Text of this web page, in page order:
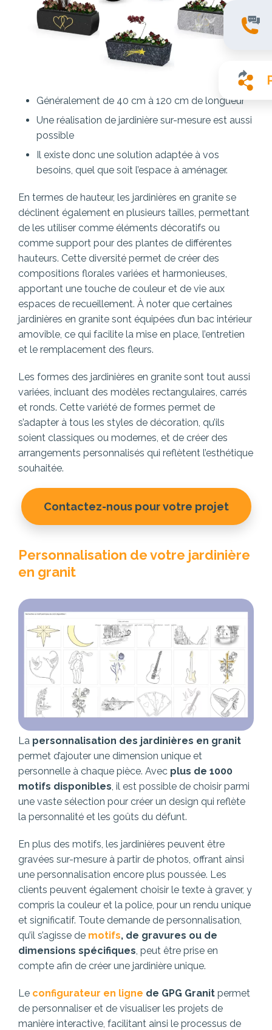
Généralement de 40 cm à 120 cm de longueur
Une réalisation de jardinière sur-mesure est aussi
possible
Il existe donc une solution adaptée à vos
besoins, quel que soit l’espace à aménager.
En termes de hauteur, les jardinières en granite se
déclinent également en plusieurs tailles, permettant
de les utiliser comme éléments décoratifs ou
comme support pour des plantes de différentes
hauteurs. Cette diversité permet de créer des
compositions florales variées et harmonieuses,
apportant une touche de couleur et de vie aux
espaces de recueillement. À noter que certaines
jardinières en granite sont équipées d’un bac intérieur
amovible, ce qui facilite la mise en place, l’entretien
et le remplacement des fleurs.
Les formes des jardinières en granite sont tout aussi
variées, incluant des modèles rectangulaires, carrés
et ronds. Cette variété de formes permet de
s’adapter à tous les styles de décoration, qu’ils
soient classiques ou modernes, et de créer des
arrangements personnalisés qui reflètent l’esthétique
souhaitée.
Contactez-nous pour votre projet
Personnalisation de votre jardinière
en granit
La personnalisation des jardinières en granit
permet d’ajouter une dimension unique et
personnelle à chaque pièce. Avec plus de 1000
motifs disponibles , il est possible de choisir parmi
une vaste sélection pour créer un design qui reflète
la personnalité et les goûts du défunt.
En plus des motifs, les jardinières peuvent être
gravées sur-mesure à partir de photos, offrant ainsi
une personnalisation encore plus poussée. Les
clients peuvent également choisir le texte à graver, y
compris la couleur et la police, pour un rendu unique
et significatif. Toute demande de personnalisation,
qu’il s’agisse de motifs, de gravures ou de
dimensions spécifiques , peut être prise en
compte afin de créer une jardinière unique.
Le configurateur en ligne de GPG Granit permet
de personnaliser et de visualiser les projets de
manière interactive, facilitant ainsi le processus de